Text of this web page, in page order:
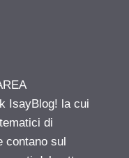
IsayBlog! la cui
di
contano sul